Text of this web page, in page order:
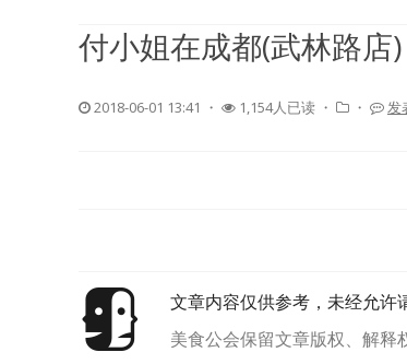
付小姐在成都(武林路店)
2018-06-01 13:41 ・ 1,154人已读 ・ ・ 发
文章内容仅供参考，未经允许
美食公会保留文章版权、解